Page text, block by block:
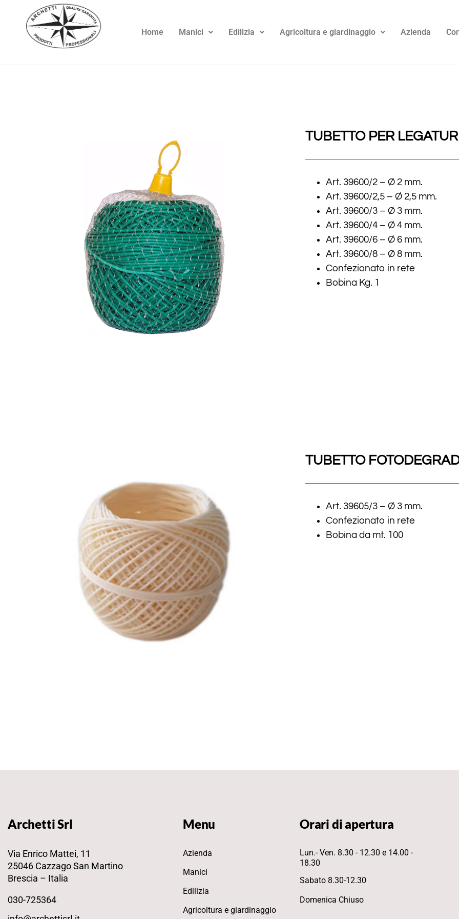
Home Manici Edilizia Agricoltura e giardinaggio Azienda
TUBETTO PER
Art. 39600/2 – Ø 2 mm.
Art. 39600/2,5 – Ø 2,5 mm.
Art. 39600/3 – Ø 3 mm.
Art. 39600/4 – Ø 4 mm.
Art. 39600/6 – Ø 6 mm.
Art. 39600/8 – Ø 8 mm.
Confezionato in rete
Bobina Kg. 1
TUBETTO
Art. 39605/3 – Ø 3 mm.
Confezionato in rete
Bobina da mt. 100
Archetti Srl
Via Enrico Mattei, 11
25046 Cazzago San Martino
Brescia – Italia
030-725364
Menu
Azienda
Manici
Edilizia
Agricoltura e giardinaggio
Orari di apertura
Lun.- Ven. 8.30 - 12.30 e 14.00 -
18.30
Sabato 8.30-12.30
Domenica Chiuso